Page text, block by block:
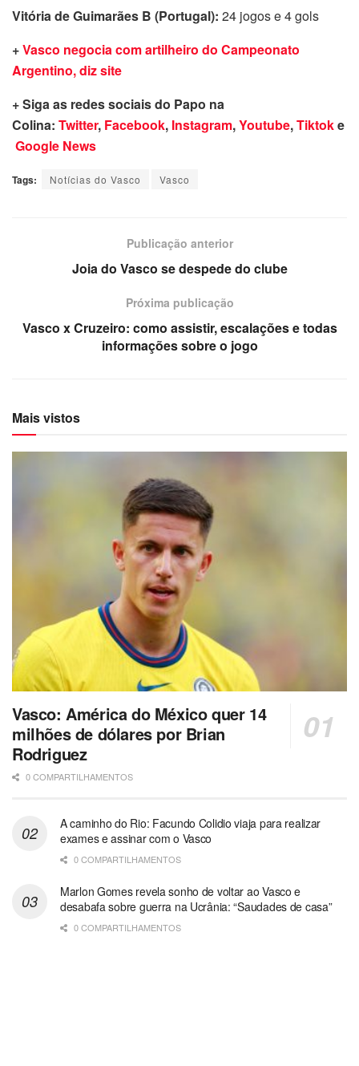
Vitória de Guimarães B (Portugal): 24 jogos e 4 gols
+Vasco negocia com artilheiro do Campeonato
Argentino, diz site
+ Siga as redes sociais do Papo na
Colina: Twitter, Facebook, Instagram,Youtube,Tiktoke
Google News
Tags: Notícias do Vasco Vasco
Publicação anterior
Joia do Vasco se despede do clube
Próxima publicação
Vasco x Cruzeiro: como assistir, escalações e todas
informações sobre o jogo
Mais vistos
Vasco: América do México quer 14
milhões de dólares por Brian
Rodriguez
0 COMPARTILHAMENTOS
A caminho do Rio: Facundo Colidio viaja para realizar
exames e assinar com o Vasco
0 COMPARTILHAMENTOS
Marlon Gomes revela sonho de voltar ao Vasco e
desabafa sobre guerra na Ucrânia: “Saudades de casa”
0 COMPARTILHAMENTOS